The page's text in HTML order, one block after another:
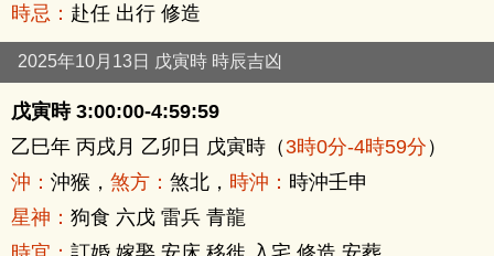
時忌： 赴任 出行 修造
2025年10月13日 戊寅時 時辰吉凶
戊寅時 3:00:00-4:59:59
乙巳年 丙戌月 乙卯日 戊寅時（3時0分-4時59分）
沖： 沖猴， 煞方： 煞北， 時沖： 時沖壬申
星神： 狗食 六戊 雷兵 青龍